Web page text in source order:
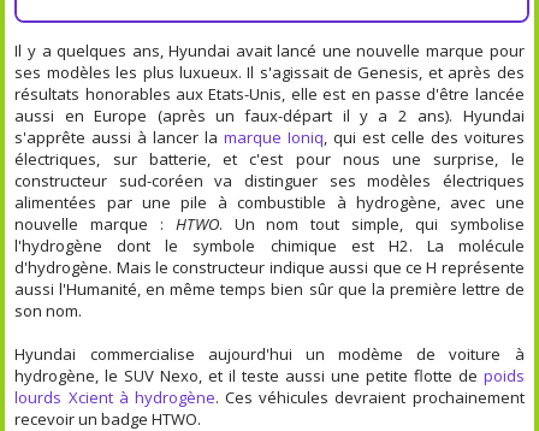
Il y a quelques ans, Hyundai avait lancé une nouvelle marque pour
ses modèles les plus luxueux. Il s'agissait de Genesis, et après des
résultats honorables aux Etats-Unis, elle est en passe d'être lancée
aussi en Europe (après un faux-départ il y a 2 ans). Hyundai
s'apprête aussi à lancer lamarque Ioniq, qui est celle des voitures
électriques, sur batterie, et c'est pour nous une surprise, le
constructeur sud-coréen va distinguer ses modèles électriques
alimentées par une pile à combustible à hydrogène, avec une
nouvelle marque : HTWO. Un nom tout simple, qui symbolise
l'hydrogène dont le symbole chimique est H2. La molécule
d'hydrogène. Mais le constructeur indique aussi que ce H représente
aussi l'Humanité, en même temps bien sûr que la première lettre de
son nom.
Hyundai commercialise aujourd'hui un modème de voiture à
hydrogène, le SUV Nexo, et il teste aussi une petite flotte de poids
lourds Xcient à hydrogène. Ces véhicules devraient prochainement
recevoir un badge HTWO.